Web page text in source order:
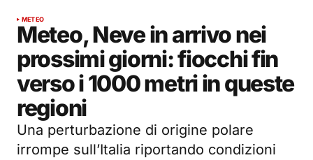
METEO
Meteo, Neve in arrivo nei
prossimi giorni: fiocchi fin
verso i 1000 metri in queste
regioni
Una perturbazione di origine polare
irrompe sull’Italia riportando condizioni